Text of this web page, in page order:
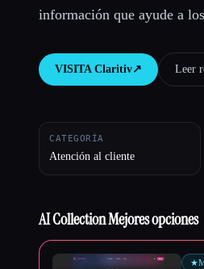
información que ayude a
VISITA Claritiv↗︎ Leer
CATEGORÍA
Atención al cliente
AI Collection Mejores opciones
★